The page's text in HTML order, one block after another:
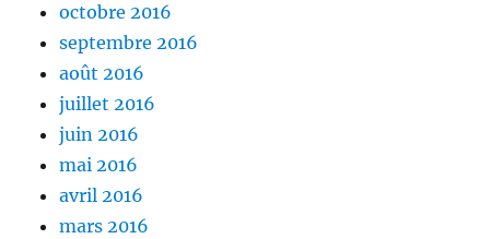
octobre 2016
septembre 2016
août 2016
juillet 2016
juin 2016
mai 2016
avril 2016
mars 2016